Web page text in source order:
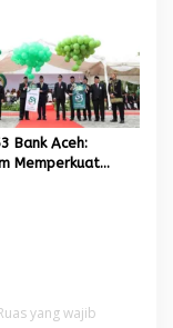
Bank Aceh:
Memperkuat
yang wajib